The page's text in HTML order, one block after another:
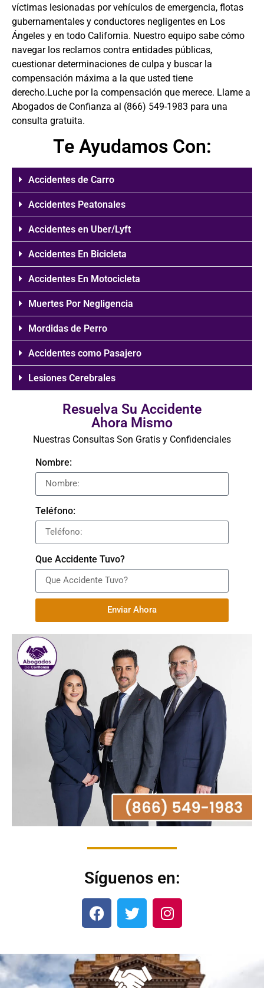
víctimas lesionadas por vehículos de emergencia, flotas
gubernamentales y conductores negligentes en Los
Ángeles y en todo California. Nuestro equipo sabe cómo
navegar los reclamos contra entidades públicas,
cuestionar determinaciones de culpa y buscar la
compensación máxima a la que usted tiene
derecho.Luche por la compensación que merece. Llame a
Abogados de Confianza al (866) 549-1983 para una
consulta gratuita.
Te Ayudamos Con:
Accidentes de Carro
Accidentes Peatonales
Accidentes en Uber/Lyft
Accidentes En Bicicleta
Accidentes En Motocicleta
Muertes Por Negligencia
Mordidas de Perro
Accidentes como Pasajero
Lesiones Cerebrales
Resuelva Su Accidente
Ahora Mismo
Nuestras Consultas Son Gratis y Confidenciales
Nombre:
Teléfono:
Que Accidente Tuvo?
Enviar Ahora
Síguenos en: